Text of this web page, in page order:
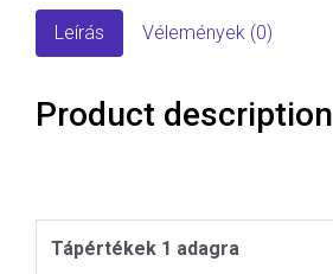
Leírás Vélemények (0)
Product description
Tápértékek 1 adagra